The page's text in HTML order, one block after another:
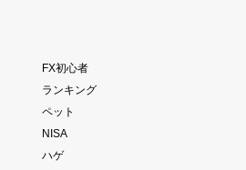
FX初心者
ランキング
ペット
NISA
ハゲ